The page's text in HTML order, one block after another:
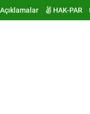
Açıklamalar HAK-PAR